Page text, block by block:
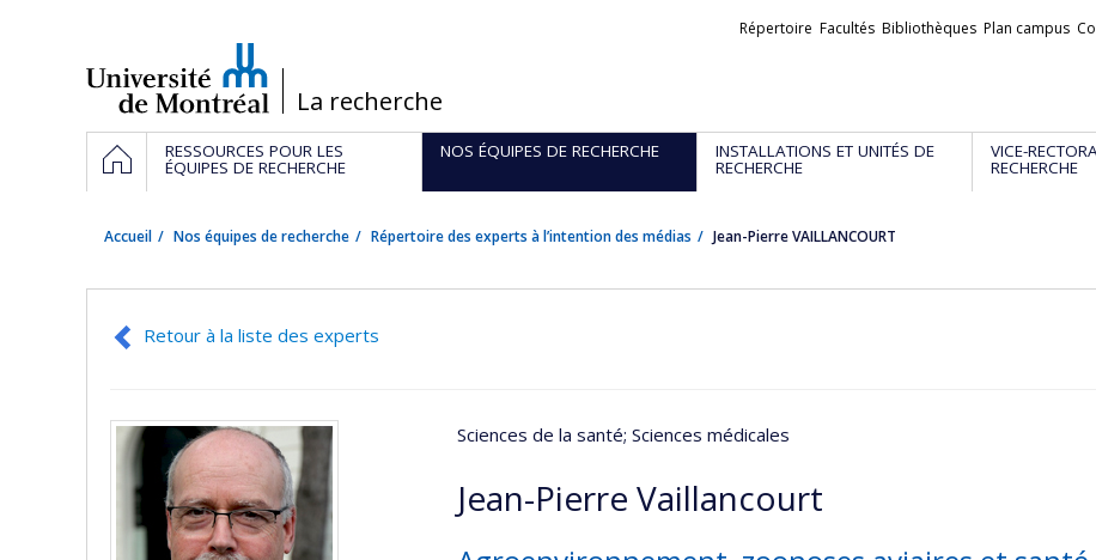
/La recherche
Liens
Répertoire Facultés Bibliothèques Plan campus
Navigation
principale
ACCUEILRESSOURCES POUR LES
ÉQUIPES DE RECHERCHE
NOS ÉQUIPES DE RECHERCHE INSTALLATIONS ET UNITÉS DE
RECHERCHE
VICE-
RECHERCHE
Accueil Nos équipes de recherche Répertoire des experts à l’intention des médias Jean-Pierre VAILLANCOURT
Retour à la liste des experts
Sciences de la santé; Sciences médicales
Jean-Pierre Vaillancourt